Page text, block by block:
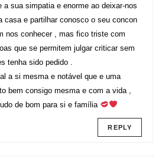
a sua simpatia e enorme ao deixar-nos
casa e partilhar conosco o seu concon
nos conhecer , mas fico triste com
que se permitem julgar criticar sem
tenha sido pedido .
a si mesma e notável que e uma
bem consigo mesma e com a vida ,
de bom para si e família
REPLY